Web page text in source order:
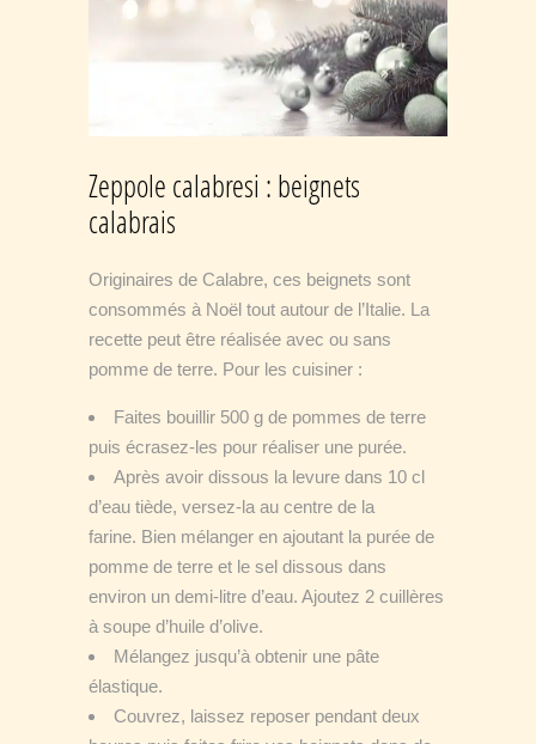
Zeppole calabresi : beignets
calabrais
Originaires de Calabre, ces beignets sont
consommés à Noël tout autour de l’Italie. La
recette peut être réalisée avec ou sans
pomme de terre. Pour les cuisiner :
Faites bouillir 500 g de pommes de terre
puis écrasez-les pour réaliser une purée.
Après avoir dissous la levure dans 10 cl
d’eau tiède, versez-la au centre de la
farine. Bien mélanger en ajoutant la purée de
pomme de terre et le sel dissous dans
environ un demi-litre d’eau. Ajoutez 2 cuillères
à soupe d’huile d’olive.
Mélangez jusqu’à obtenir une pâte
élastique.
Couvrez, laissez reposer pendant deux